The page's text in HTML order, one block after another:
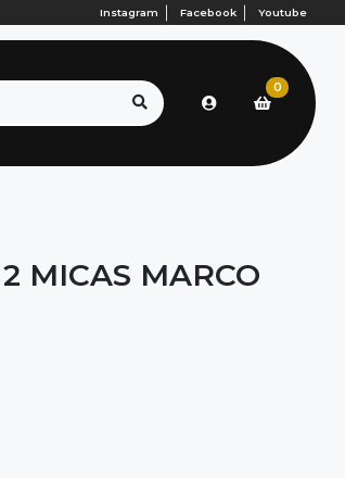
Instagram Facebook Youtube
0
MICAS MARCO